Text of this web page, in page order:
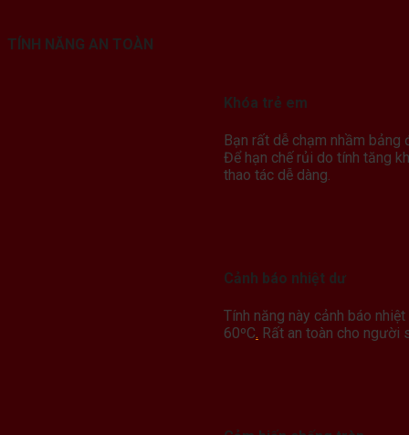
TÍNH NĂNG AN TOÀN
Khóa trẻ em
Bạn rất dễ chạm nhầm bảng
Để hạn chế rủi do tính tăng
thao tác dễ dàng.
Cảnh báo nhiệt dư
Tính năng này cảnh báo
60ºC Rất an toàn cho người